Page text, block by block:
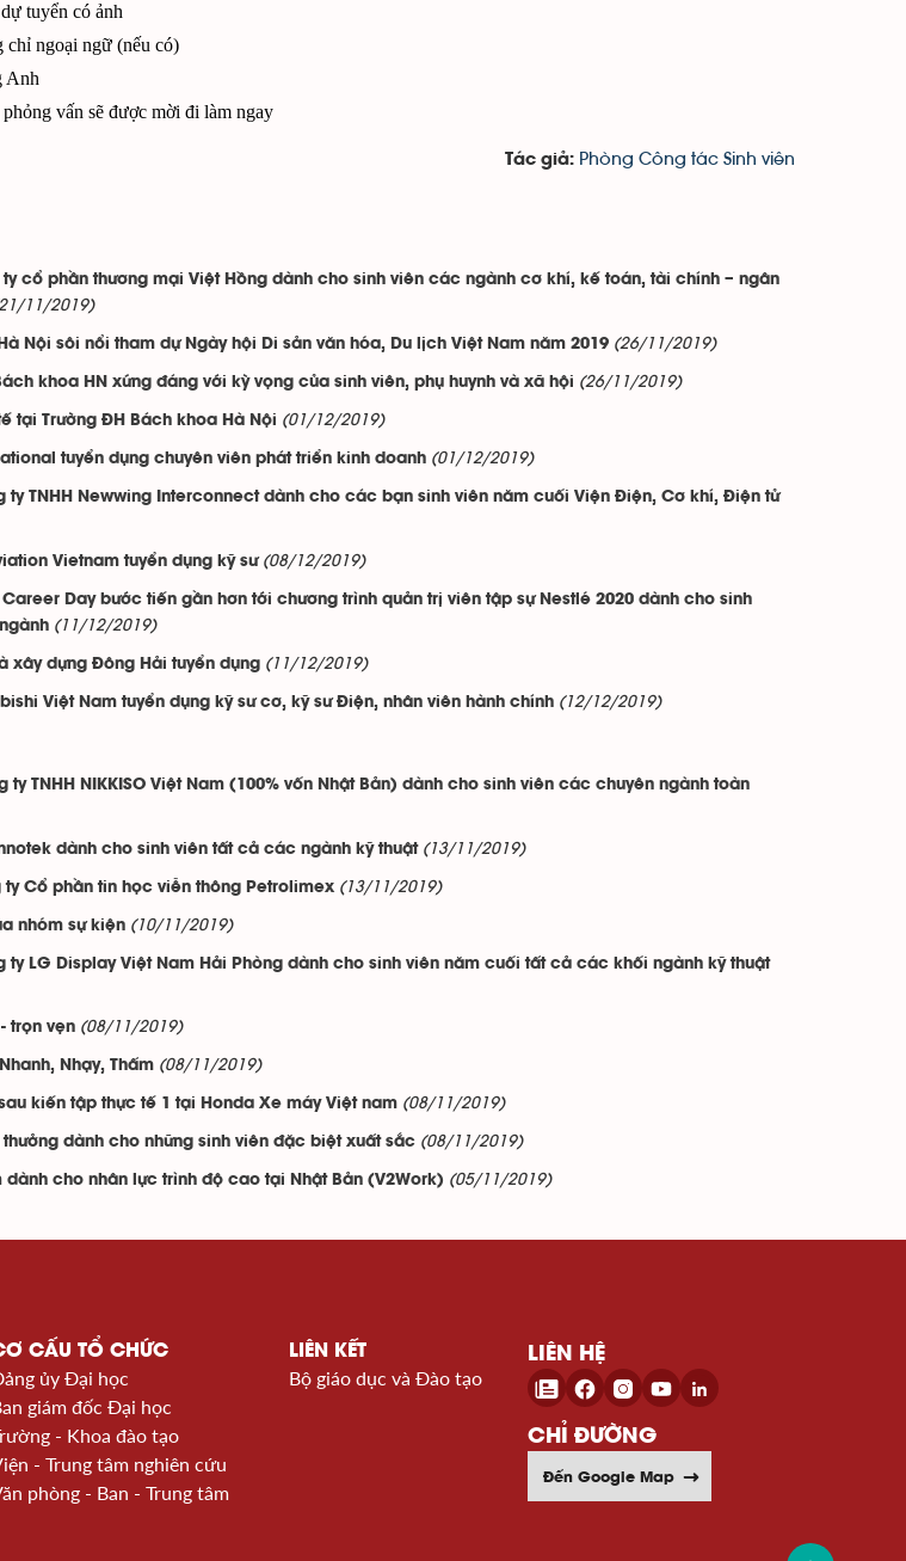
tuyển có ảnh
chỉ ngoại ngữ (nếu có)
Anh
vấn sẽ được mời đi làm ngay
Tác giả: Phòng Công tác Sinh viên
cổ phần thương mại Việt Hồng dành cho sinh viên các ngành cơ khí, kế toán, tài chính – ngân
11/2019)
Nội sôi nổi tham dự Ngày hội Di sản văn hóa, Du lịch Việt Nam năm 2019 (26/11/2019)
khoa HN xứng đáng với kỳ vọng của sinh viên, phụ huynh và xã hội (26/11/2019)
tại Trường ĐH Bách khoa Hà Nội (01/12/2019)
tuyển dụng chuyên viên phát triển kinh doanh (01/12/2019)
ty TNHH Newwing Interconnect dành cho các bạn sinh viên năm cuối Viện Điện, Cơ khí, Điện tử
Vietnam tuyển dụng kỹ sư (08/12/2019)
Day bước tiến gần hơn tới chương trình quản trị viên tập sự Nestlé 2020 dành cho sinh
(11/12/2019)
xây dựng Đông Hải tuyển dụng (11/12/2019)
Việt Nam tuyển dụng kỹ sư cơ, kỹ sư Điện, nhân viên hành chính (12/12/2019)
ty TNHH NIKKISO Việt Nam (100% vốn Nhật Bản) dành cho sinh viên các chuyên ngành toàn
dành cho sinh viên tất cả các ngành kỹ thuật (13/11/2019)
Cổ phần tin học viễn thông Petrolimex (13/11/2019)
nhóm sự kiện (10/11/2019)
ty LG Display Việt Nam Hải Phòng dành cho sinh viên năm cuối tất cả các khối ngành kỹ thuật
trọn vẹn (08/11/2019)
Nhạy, Thấm (08/11/2019)
kiến tập thực tế 1 tại Honda Xe máy Việt nam (08/11/2019)
dành cho những sinh viên đặc biệt xuất sắc (08/11/2019)
cho nhân lực trình độ cao tại Nhật Bản (V2Work) (05/11/2019)
CẤU TỔ CHỨC
ủy Đại học
giám đốc Đại học
- Khoa đào tạo
- Trung tâm nghiên cứu
phòng - Ban - Trung tâm
LIÊN KẾT
Bộ giáo dục và Đào tạo
LIÊN HỆ
CHỈ ĐƯỜNG
Đến Google Map